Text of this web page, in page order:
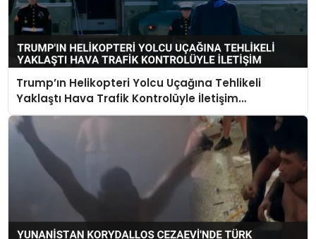
Trump’ın Helikopteri Yolcu Uçağına Tehlikeli
Yaklaştı Hava Trafik Kontrolüyle İletişim
Kurulamadı